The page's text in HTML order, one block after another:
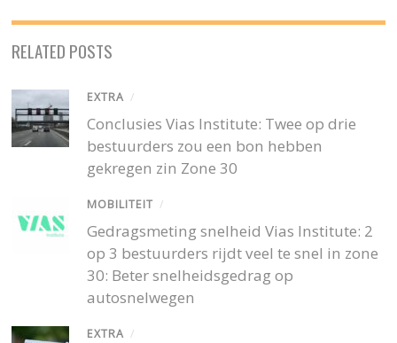
RELATED POSTS
EXTRA /
Conclusies Vias Institute: Twee op drie
bestuurders zou een bon hebben
gekregen zin Zone 30
MOBILITEIT /
Gedragsmeting snelheid Vias Institute: 2
op 3 bestuurders rijdt veel te snel in zone
30: Beter snelheidsgedrag op
autosnelwegen
EXTRA /